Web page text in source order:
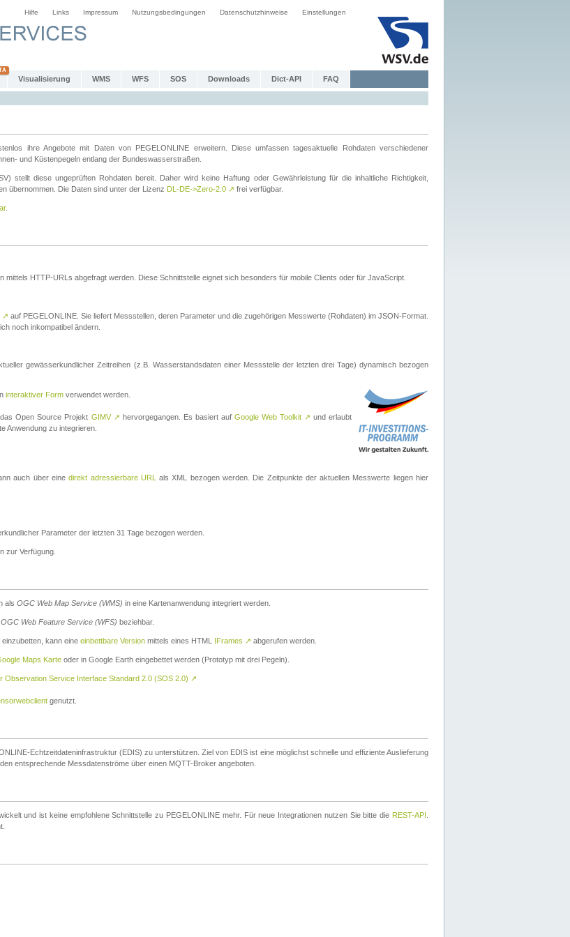
Hilfe Links Impressum Nutzungsbedingungen Datenschutzhinweise Einstellungen
Visualisierung WMS WFS SOS Downloads Dict-API FAQ
ihre Angebote mit Daten von PEGELONLINE erweitern. Diese umfassen tagesaktuelle Rohdaten verschiedener
und Küstenpegeln entlang der Bundeswasserstraßen.
stellt diese ungeprüften Rohdaten bereit. Daher wird keine Haftung oder Gewährleistung für die inhaltliche Richtigkeit,
übernommen. Die Daten sind unter der Lizenz DL-DE->Zero-2.0 ↗ frei verfügbar.
.
mittels HTTP-URLs abgefragt werden. Diese Schnittstelle eignet sich besonders für mobile Clients oder für JavaScript.
↗ auf PEGELONLINE. Sie liefert Messstellen, deren Parameter und die zugehörigen Messwerte (Rohdaten) im JSON-Format.
noch inkompatibel ändern.
gewässerkundlicher Zeitreihen (z.B. Wasserstandsdaten einer Messstelle der letzten drei Tage) dynamisch bezogen
interaktiver Form verwendet werden.
Open Source Projekt GIMV ↗ hervorgegangen. Es basiert auf Google Web Toolkit ↗ und erlaubt
Anwendung zu integrieren.
auch über einedirekt adressierbare URL
als XML bezogen werden. Die Zeitpunkte der aktuellen Messwerte liegen hier
Parameter der letzten 31 Tage bezogen werden.
zur Verfügung.
als OGC Web Map Service (WMS) in eine Kartenanwendung integriert werden.
OGC Web Feature Service (WFS) beziehbar.
kann eine einbettbare Version mittels eines HTML IFrames ↗ abgerufen werden.
Maps Karte oder in Google Earth eingebettet werden (Prototyp mit drei Pegeln).
Observation Service Interface Standard 2.0 (SOS 2.0) ↗
genutzt.
Echtzeitdateninfrastruktur (EDIS) zu unterstützen. Ziel von EDIS ist eine möglichst schnelle und effiziente Auslieferung
entsprechende Messdatenströme über einen MQTT-Broker angeboten.
und ist keine empfohlene Schnittstelle zu PEGELONLINE mehr. Für neue Integrationen nutzen Sie bitte die REST-API